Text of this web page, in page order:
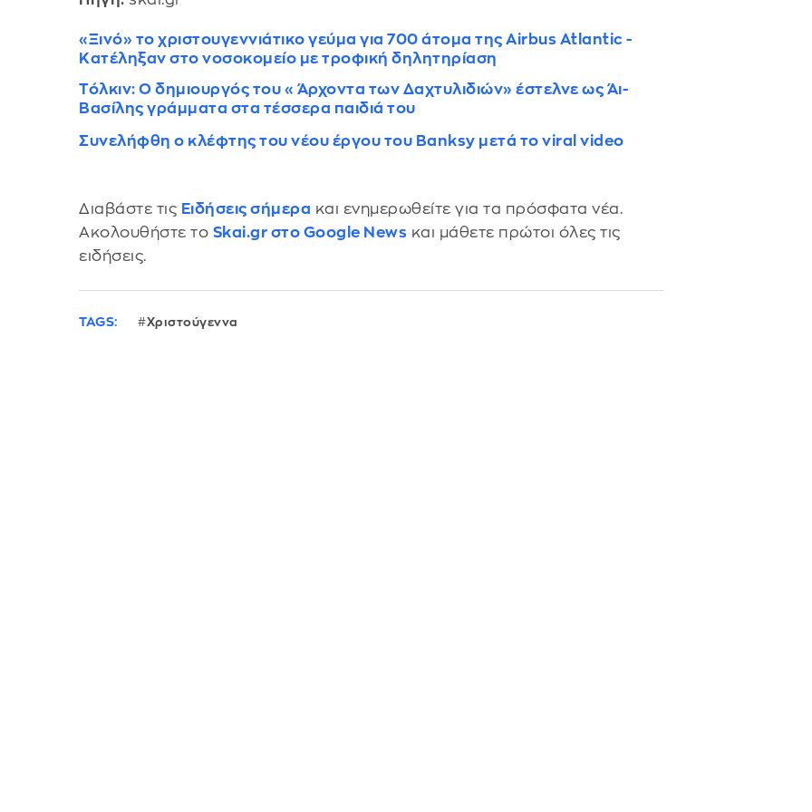
«Ξινό» το χριστουγεννιάτικο γεύμα για 700 άτομα της Airbus Atlantic -
Κατέληξαν στο νοσοκομείο με τροφική δηλητηρίαση
Τόλκιν: Ο δημιουργός του « Άρχοντα των Δαχτυλιδιών» έστελνε ως Άι-
Βασίλης γράμματα στα τέσσερα παιδιά του
Συνελήφθη ο κλέφτης του νέου έργου του Banksy μετά το viral video
Διαβάστε τις Ειδήσεις σήμερα και ενημερωθείτε για τα πρόσφατα νέα.
Ακολουθήστε το Skai.gr στο Google News και μάθετε πρώτοι όλες τις
ειδήσεις.
TAGS: Χριστούγεννα